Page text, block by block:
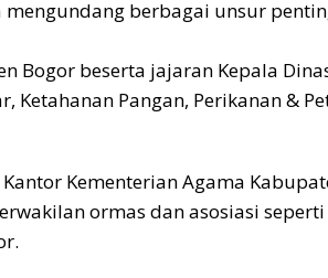
berbagai unsur
Bogor beserta jajaran Kepala
Ketahanan Pangan, Perikanan &
Kementerian Agama
ormas dan asosiasi seperti